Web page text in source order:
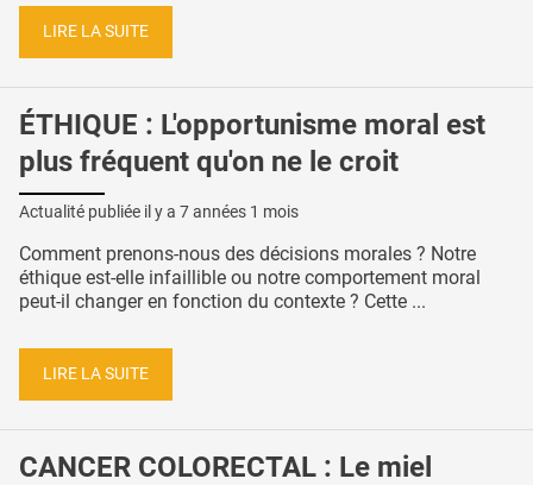
LIRE LA SUITE
ÉTHIQUE : L'opportunisme moral est
plus fréquent qu'on ne le croit
Actualité publiée il y a 7 années 1 mois
Comment prenons-nous des décisions morales ? Notre
éthique est-elle infaillible ou notre comportement moral
peut-il changer en fonction du contexte ? Cette ...
LIRE LA SUITE
CANCER COLORECTAL : Le miel